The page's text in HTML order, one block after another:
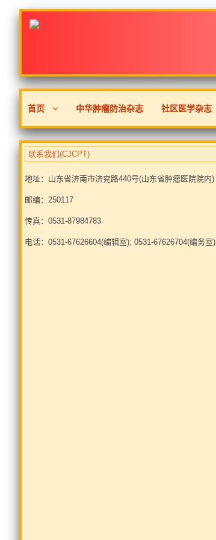
首页 中华肿瘤防治杂志 社区医学杂志
联系我们(CJCPT)
地址：山东省济南市济兖路440号(山东省肿瘤医院院内)
邮编：250117
传真：0531-87984783
电话：0531-67626604(编辑室); 0531-67626704(编务室)